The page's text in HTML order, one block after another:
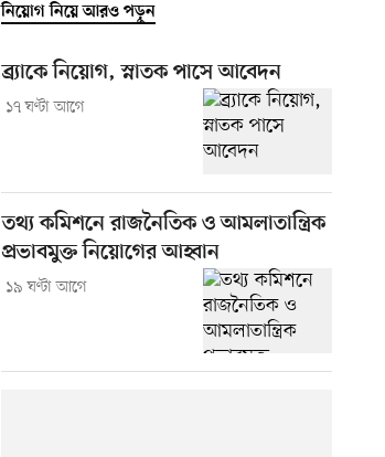
নিয়োগ নিয়ে আরও পড়ুন
ব্র্যাকে নিয়োগ, স্নাতক পাসে আবেদন
১৭ ঘণ্টা আগে
তথ্য কমিশনে রাজনৈতিক ও আমলাতান্ত্রিক
প্রভাবমুক্ত নিয়োগের আহ্বান
১৯ ঘণ্টা আগে